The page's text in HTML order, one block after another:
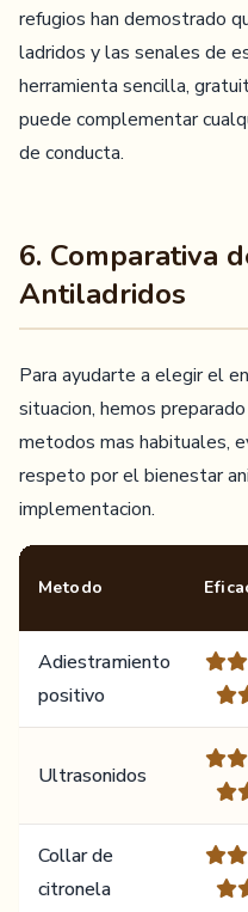
refugios han demostrado
ladridos y las senales de
herramienta sencilla,
puede complementar
de conducta.
6. Comparativa
Antiladridos
Para ayudarte a elegir el
situacion, hemos
metodos mas habituales,
respeto por el bienestar
implementacion.
Metodo
Adiestramiento
positivo
Ultrasonidos
Collar de
citronela